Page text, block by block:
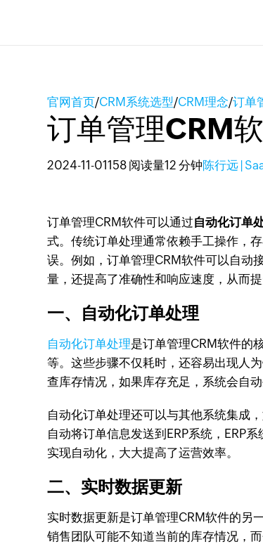
官网首页/CRM系统选型/CRM理念/订单
订单管理CRM
2024-11-01158 阅读量12 分钟陈行远 |
订单管理CRM软件可以通过自动化订单
式。传统订单处理通常依赖手工操作，
误。例如，订单管理CRM软件可以自动
量，还提高了准确性和响应速度，从而提
一、自动化订单处理
自动化订单处理是订单管理CRM软件的
等。这些步骤不仅耗时，还容易出现人
查库存情况，如果库存充足，系统会自
自动化订单处理还可以与其他系统集成
自动将订单信息发送到ERP系统，ERP
实现自动化，大大提高了运营效率。
二、实时数据更新
实时数据更新是订单管理CRM软件的另
销售团队可能不知道当前的库存情况，